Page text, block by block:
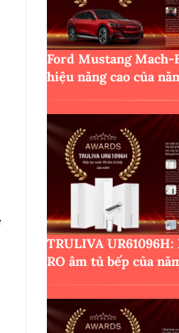
Ford Mustang Mach-
hiệu năng cao của
TRULIVA
RO âm tủ bếp của